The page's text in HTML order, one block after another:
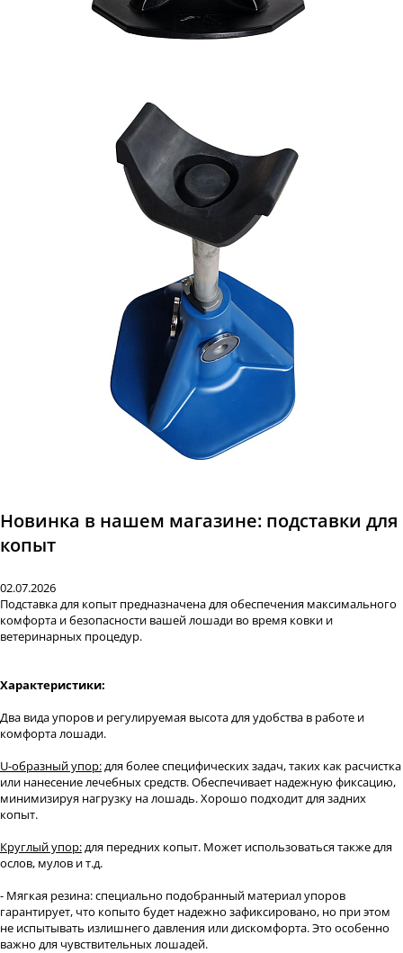
Новинка в нашем магазине: подставки для
копыт
02.07.2026
Подставка для копыт предназначена для обеспечения максимального
комфорта и безопасности вашей лошади во время ковки и
ветеринарных процедур.
Характеристики:
Два вида упоров и регулируемая высота для удобства в работе и
комфорта лошади.
U-образный упор:для более специфических задач, таких как расчистка
или нанесение лечебных средств. Обеспечивает надежную фиксацию,
минимизируя нагрузку на лошадь. Хорошо подходит для задних
копыт.
Круглый упор:для передних копыт. Может использоваться также для
ослов, мулов и т.д.
- Мягкая резина: специально подобранный материал упоров
гарантирует, что копыто будет надежно зафиксировано, но при этом
не испытывать излишнего давления или дискомфорта. Это особенно
важно для чувствительных лошадей.